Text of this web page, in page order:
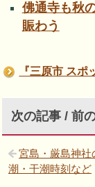
佛通寺も秋
賑わう
『三原市 スポ
次の記事 / 前
宮島・厳島神社
潮・干潮時刻など